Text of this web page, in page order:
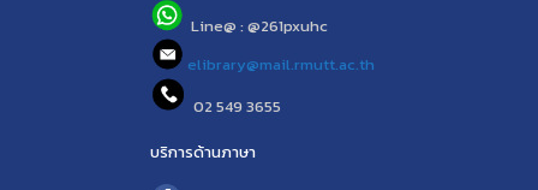
Line@ : @261pxuhc
elibrary@mail.rmutt.ac.th
02 549 3655
บริการด้านภาษา